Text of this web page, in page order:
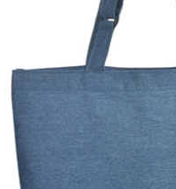
NT$1,300 atau lebih
NT$65/pesanan |
NT$1,300 atau lebih
宅配-木棉花樂園專用
NT$100/pesanan |
NT$1,300 atau lebih